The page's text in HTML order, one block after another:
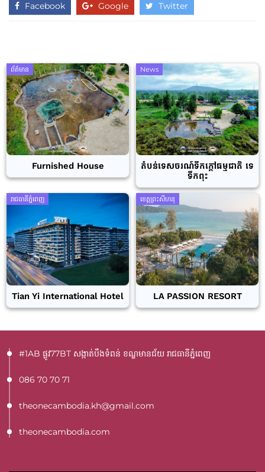
Facebook Google Twitter
ព័ត៌មាន
Furnished House
News
តំបន់ទេសចរណ៍ទឹកក្តៅធម្មជាតិ ទេ
ទឹកពុះ
រាជធានីភ្នំពេញ
Tian Yi International Hotel
ខេត្តព្រះសីហនុ
LA PASSION RESORT
#1AB ផ្លូវ77BT​ សង្កាត់បឹងទំពន់ ខណ្ឌមានជ័យ រាជធានីភ្នំពេញ
086 70 70 71
theonecambodia.kh@gmail.com
theonecambodia.com